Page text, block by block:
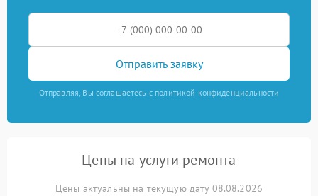
Отправить заявку
Отправляя, Вы соглашаетесь с политикой конфиденциальности
Цены на услуги ремонта
Цены актуальны на текущую дату 08.08.2026